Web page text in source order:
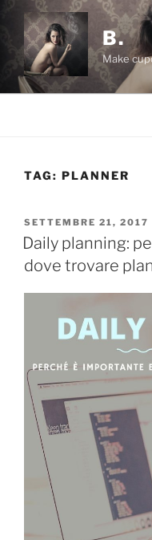
Salta
contenuto
B.
Make
TAG: PLANNER
PUBBLICATO
IL
SETTEMBRE 21, 2017
Daily planning:
dove trovare